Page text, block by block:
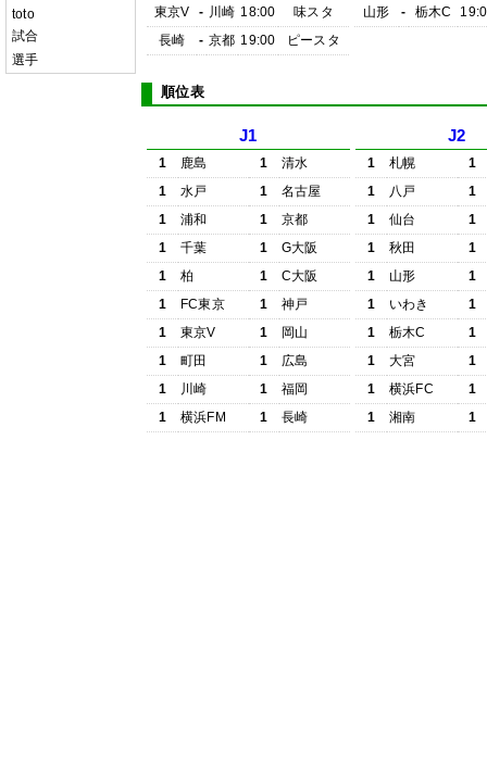
toto
試合
選手
東京V
- 川崎 18:00
味スタ
長崎
- 京都 19:00 ピースタ
山形
- 栃木C
順位表
J1
1 鹿島 1
清水
1
水戸 1
名古屋
1
浦和 1
京都
1
千葉 1
G大阪
1
柏 1
C大阪
1
FC東京 1
神戸
1
東京V 1
岡山
1
町田 1
広島
1
川崎 1
福岡
1
横浜FM 1 長崎
J2
1 札幌
1
1
八戸
1
1
仙台
1
1
秋田
1
1
山形
1
1
いわき
1
1
栃木C
1
1
大宮
1
1
横浜FC
1
1
湘南 1